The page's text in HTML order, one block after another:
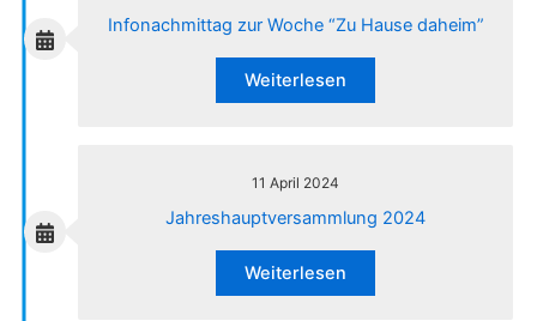
Infonachmittag zur Woche “Zu Hause daheim”
Weiterlesen
11 April 2024
Jahreshauptversammlung 2024
Weiterlesen